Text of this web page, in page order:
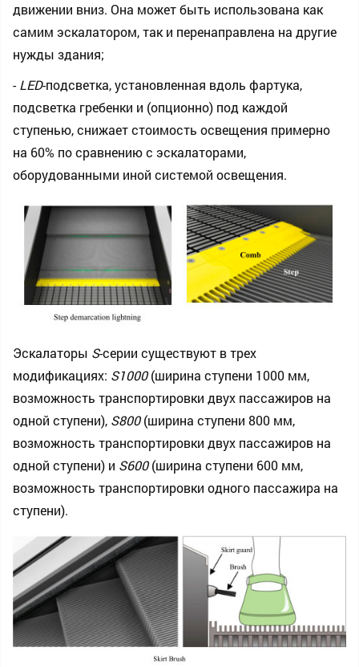
движении вниз. Она может быть использована как
самим эскалатором, так и перенаправлена на другие
нужды здания;
-LED-подсветка, установленная вдоль фартука,
подсветка гребенки и (опционно) под каждой
ступенью, снижает стоимость освещения примерно
на 60% по сравнению с эскалаторами,
оборудованными иной системой освещения.
Эскалаторы S-серии существуют в трех
модификациях: S1000(ширина ступени 1000 мм,
возможность транспортировки двух пассажиров на
одной ступени), S800(ширина ступени 800 мм,
возможность транспортировки двух пассажиров на
одной ступени) и S600(ширина ступени 600 мм,
возможность транспортировки одного пассажира на
ступени).